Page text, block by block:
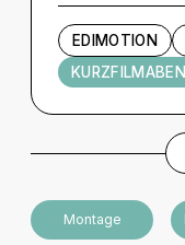
EDIMOTION
Künstler und
Montage